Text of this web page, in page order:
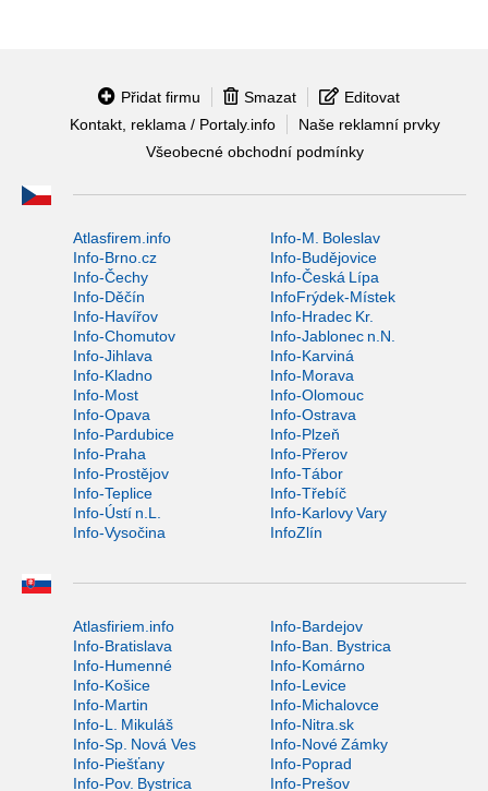
Přidat firmu Smazat
Editovat
Kontakt, reklama / Portaly.info
Naše reklamní prvky
Všeobecné obchodní podmínky
Atlasfirem.info
Info-M. Boleslav
Info-Brno.cz
Info-Budějovice
Info-Čechy
Info-Česká Lípa
Info-Děčín
InfoFrýdek-Místek
Info-Havířov
Info-Hradec Kr.
Info-Chomutov
Info-Jablonec n.N.
Info-Jihlava
Info-Karviná
Info-Kladno
Info-Morava
Info-Most
Info-Olomouc
Info-Opava
Info-Ostrava
Info-Pardubice
Info-Plzeň
Info-Praha
Info-Přerov
Info-Prostějov
Info-Tábor
Info-Teplice
Info-Třebíč
Info-Ústí n.L.
Info-Karlovy Vary
Info-Vysočina
InfoZlín
Atlasfiriem.info
Info-Bardejov
Info-Bratislava
Info-Ban. Bystrica
Info-Humenné
Info-Komárno
Info-Košice
Info-Levice
Info-Martin
Info-Michalovce
Info-L. Mikuláš
Info-Nitra.sk
Info-Sp. Nová Ves
Info-Nové Zámky
Info-Piešťany
Info-Poprad
Info-Pov. Bystrica
Info-Prešov